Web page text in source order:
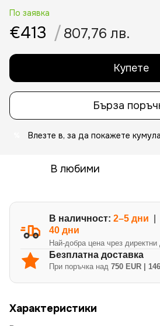
По заявка
€413 / 807,76 лв.
Купете
Бърза
Влезте в, за да покажете
В любими
В наличност: 2–5 дни
40 дни
Най-добра цена чрез директни
Безплатна доставка
При поръчка над 750 EUR |
Характеристики